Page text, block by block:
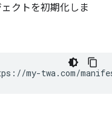
クトを初期化しま